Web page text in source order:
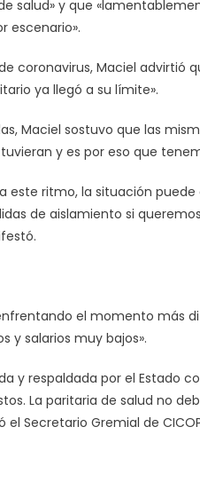
salud» y que
escenario».
coronavirus, Maciel advirtió
ya llegó a su límite».
Maciel sostuvo que las
y es por eso que
este ritmo, la situación
de aislamiento si
el momento más
y salarios muy bajos».
y respaldada por el Estado
La paritaria de salud no
Secretario Gremial de